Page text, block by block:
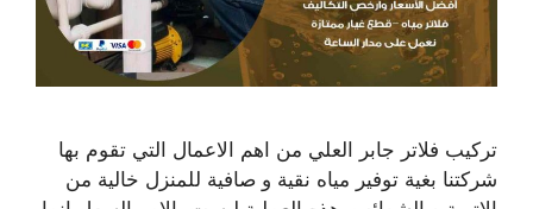
تركيب فلاتر جابر العلي من اهم الاعمال التي تقوم بها
شركتنا بغية توفير مياه نقية و صافية للمنزل خالية من